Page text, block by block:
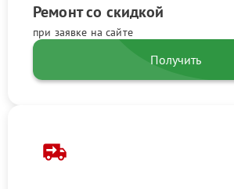
Ремонт со скидкой
при заявке на сайте
Получить